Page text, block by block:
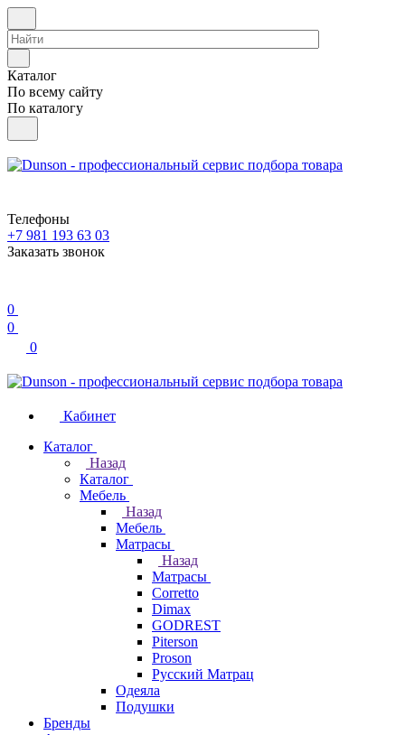
Каталог
По всему сайту
По каталогу
Телефоны
+7 981 193 63 03
Заказать звонок
0
0
0
Кабинет
Каталог
Назад
Каталог
Мебель
Назад
Мебель
Матрасы
Назад
Матрасы
Corretto
Dimax
GODREST
Piterson
Proson
Русский Матрац
Одеяла
Подушки
Бренды